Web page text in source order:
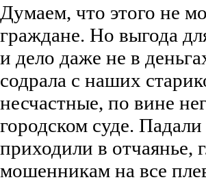
Думаем, что этого не
граждане. Но выгода
и дело даже не в
содрала с наших
несчастные, по вине
городском суде.
приходили в отчаянье,
мошенникам на все